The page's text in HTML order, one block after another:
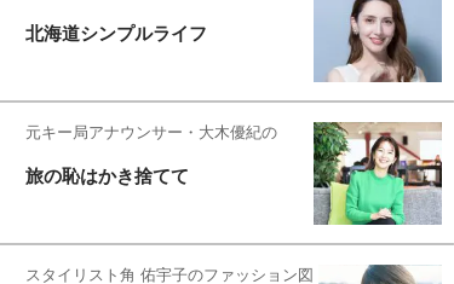
北海道シンプルライフ
元キー局アナウンサー・大木優紀の
旅の恥はかき捨てて
スタイリスト角 佑宇子のファッション図